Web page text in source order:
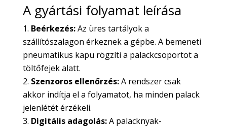
A gyártási folyamat leírása
Beérkezés:Az üres tartályok a
szállítószalagon érkeznek a gépbe. A bemeneti
pneumatikus kapu rögzíti a palackcsoportot a
töltőfejek alatt.
Szenzoros ellenőrzés:A rendszer csak
akkor indítja el a folyamatot, ha minden palack
jelenlétét érzékeli.
Digitális adagolás:A palacknyak-